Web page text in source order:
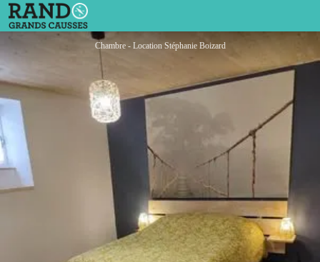
Chez Christophe & Stéphanie-1
Chambre - Location Stéphanie Boizard